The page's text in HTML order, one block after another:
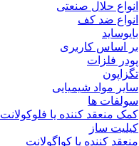
انواع حلال صنعتی
انواع ضد کف
بایوساید
بر اساس کاربری
پودر فلزات
تگزاپون
سایر مواد شیمیایی
سولفات ها
کمک منعقد کننده یا فلوکولانت
کیلیت ساز
منعقد کننده یا کواگولانت